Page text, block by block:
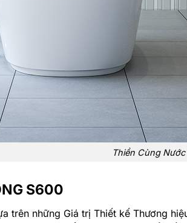
Thiền Cùng
S600
trên những Giá trị Thiết kế Thương